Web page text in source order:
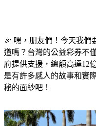
🎉 嘿，朋友們！今天我們
道嗎？台灣的公益彩券不
府提供支援，總額高達12
是有許多感人的故事和實
秘的面紗吧！